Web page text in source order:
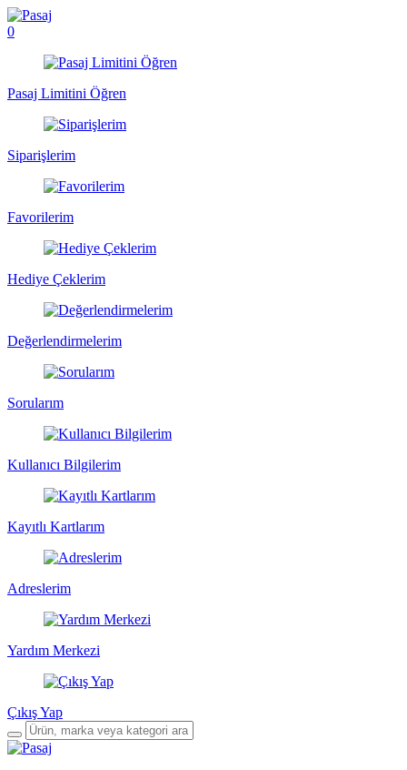
0
Pasaj Limitini Öğren
Siparişlerim
Favorilerim
Hediye Çeklerim
Değerlendirmelerim
Sorularım
Kullanıcı Bilgilerim
Kayıtlı Kartlarım
Adreslerim
Yardım Merkezi
Çıkış Yap